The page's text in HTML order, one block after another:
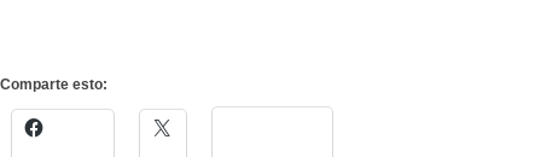
Comparte esto: